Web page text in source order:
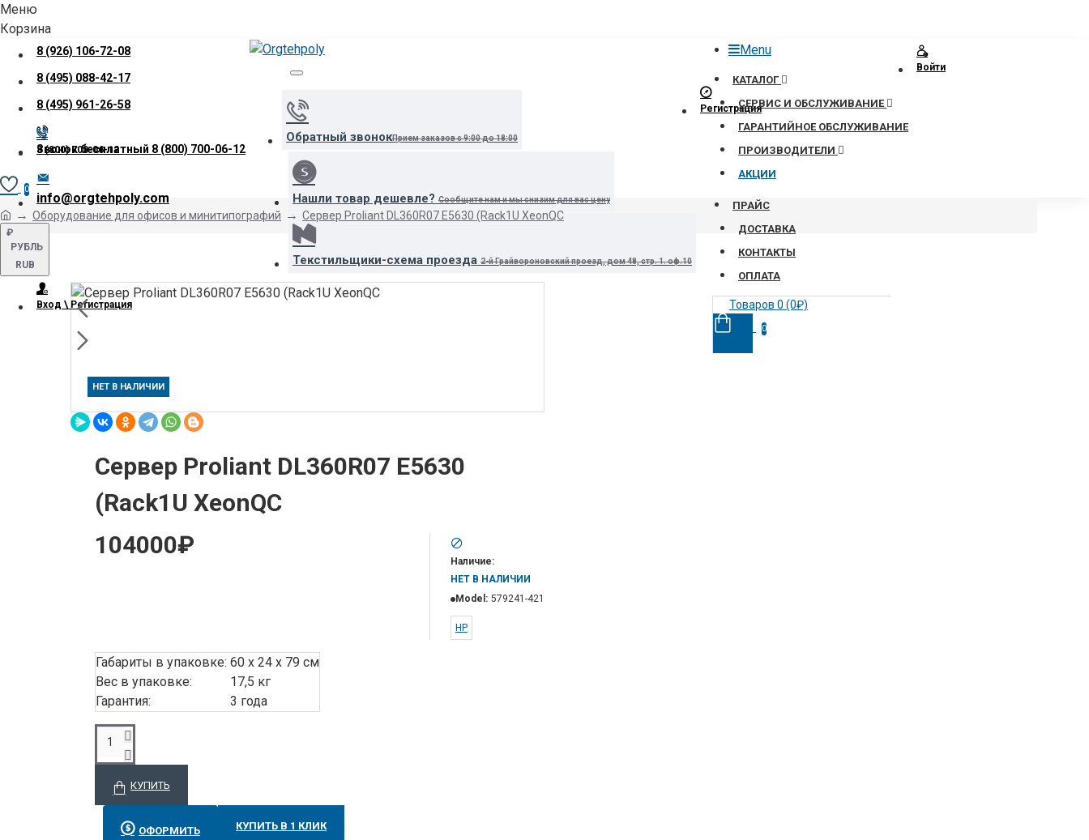
Меню
Корзина
8 (926) 106-72-08
8 (495) 088-42-17
8 (495) 961-26-58
Звонок бесплатный 8 (800) 700-06-12
info@orgtehpoly.com
₽
РУБЛЬ
RUB
Вход \ Регистрация
Обратный звонокПрием заказов с 9:00 до 18:00
Нашли товар дешевле? Сообщите нам и мы снизим для вас цену
Текстильщики-схема проезда 2-й Грайвороновский проезд, дом 48, стр. 1. оф.10
Menu
КАТАЛОГ
СЕРВИС И ОБСЛУЖИВАНИЕ
ГАРАНТИЙНОЕ ОБСЛУЖИВАНИЕ
ПРОИЗВОДИТЕЛИ
АКЦИИ
ПРАЙС
ДОСТАВКА
КОНТАКТЫ
ОПЛАТА
Товаров 0 (0₽)
0
Войти
Регистрация
8 (800) 700-06-12
0
Оборудование для офисов и минитипографий Сервер Proliant DL360R07 E5630 (Rack1U XeonQC
НЕТ В НАЛИЧИИ
Сервер Proliant DL360R07 E5630
(Rack1U XeonQC
104000₽
Наличие:
НЕТ В НАЛИЧИИ
Model: 579241-421
HP
Габариты в упаковке: 60 x 24 x 79 см
Вес в упаковке:
17,5 кг
Гарантия:
3 года
КУПИТЬ
ОФОРМИТЬ КУПИТЬ В 1 КЛИК